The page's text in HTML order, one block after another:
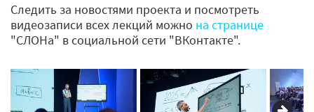
Следить за новостями проекта и посмотреть
видеозаписи всех лекций можно на странице
"СЛОНа" в социальной сети "ВКонтакте".